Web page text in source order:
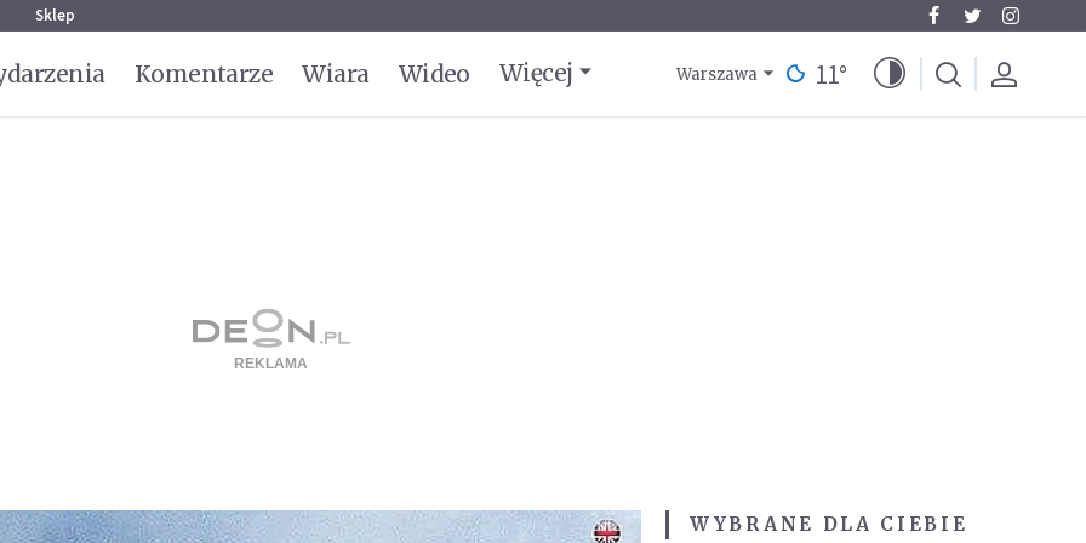
Sklep
Komentarze Wiara Wideo Więcej Warszawa 11°
WYBRANE DLA CIEBIE